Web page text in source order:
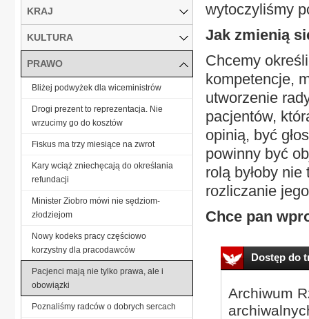
wytoczyliśmy
Jak zmienią
Chcemy
kompetencje,
utworzenie
pacjentów,
opinią, być
powinny być
rolą byłoby
rozliczanie
Chce pan
Dostęp do
Archiwum
KRAJ
KULTURA
PRAWO
Bliżej podwyżek dla wiceministrów
Drogi prezent to reprezentacja. Nie
wrzucimy go do kosztów
Fiskus ma trzy miesiące na zwrot
Kary wciąż zniechęcają do określania
refundacji
Minister Ziobro mówi nie sędziom-
złodziejom
Nowy kodeks pracy częściowo
korzystny dla pracodawców
Pacjenci mają nie tylko prawa, ale i
obowiązki
Poznaliśmy radców o dobrych sercach